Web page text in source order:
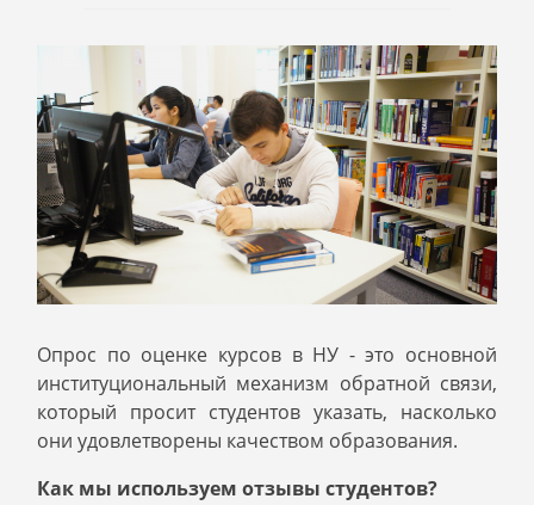
Опрос по оценке курсов в НУ - это основной
институциональный механизм обратной связи,
который просит студентов указать, насколько
они удовлетворены качеством образования.
Как мы используем отзывы студентов?